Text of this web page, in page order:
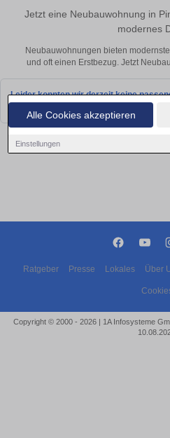
Alle Cookies akzeptieren
Einstellungen
Jetzt eine Neubauwohnung in
modernes
Neubauwohnungen bieten
und oft einen Erstbezug. Jetzt
Leider konnten wir derzeit keine
Ratgeber Presse Lokales Über
Copyright © 2000 - 2026 | 1A Infosysteme